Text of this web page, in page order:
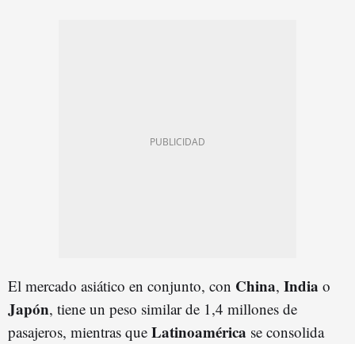
El mercado asiático en conjunto, con China, India o
Japón, tiene un peso similar de 1,4 millones de
pasajeros, mientras que Latinoamérica se consolida